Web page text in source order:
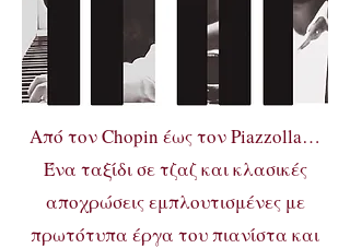
Aπό τον Chopin έως τον Piazzolla…
Ένα ταξίδι σε τζαζ και κλασικές
αποχρώσεις εμπλουτισμένες με
πρωτότυπα έργα του πιανίστα και